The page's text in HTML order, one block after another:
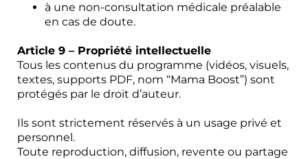
à une non-consultation médicale préalable
en cas de doute.
Article 9 – Propriété intellectuelle
Tous les contenus du programme (vidéos, visuels,
textes, supports PDF, nom “Mama Boost”) sont
protégés par le droit d’auteur.
Ils sont strictement réservés à un usage privé et
personnel.
Toute reproduction, diffusion, revente ou partage